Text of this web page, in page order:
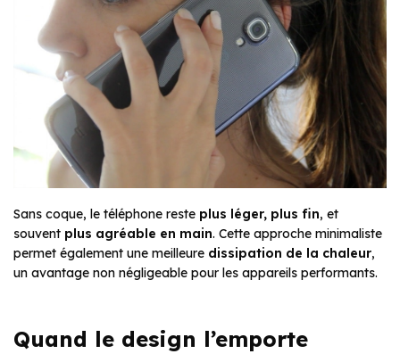
Sans coque, le téléphone reste plus léger, plus fin, et
souvent plus agréable en main. Cette approche minimaliste
permet également une meilleure dissipation de la chaleur,
un avantage non négligeable pour les appareils performants.
Quand le design l’emporte